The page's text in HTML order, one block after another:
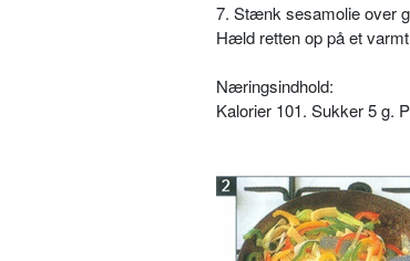
7. Stænk sesamolie over
Hæld retten op på et
Næringsindhold:
Kalorier 101. Sukker 5 g.